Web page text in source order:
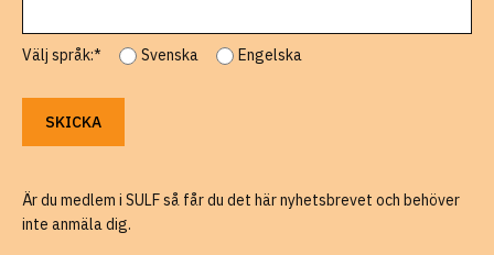
Välj språk:* Svenska Engelska
Är du medlem i SULF så får du det här nyhetsbrevet och behöver
inte anmäla dig.